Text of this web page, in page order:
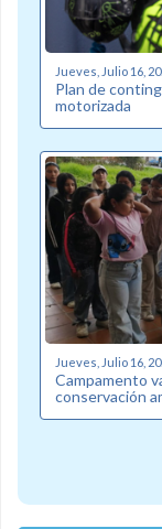
Jueves, Julio 16,
Plan de
motorizada
Jueves, Julio 16,
Campamento
conservación